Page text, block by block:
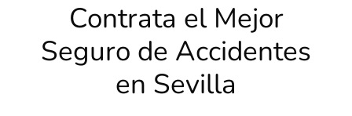
Contrata el Mejor
Seguro de Accidentes
en Sevilla